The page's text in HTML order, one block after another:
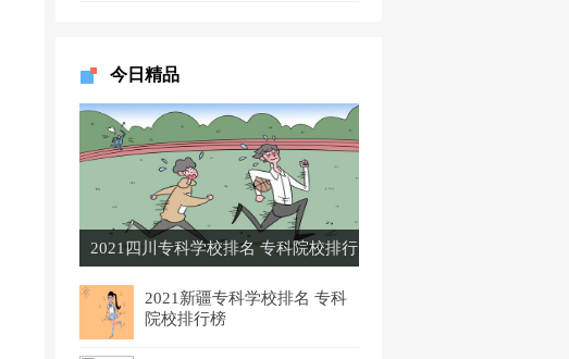
今日精品
2021四川专科学校排名 专科院校排行
榜
2021新疆专科学校排名 专科
院校排行榜